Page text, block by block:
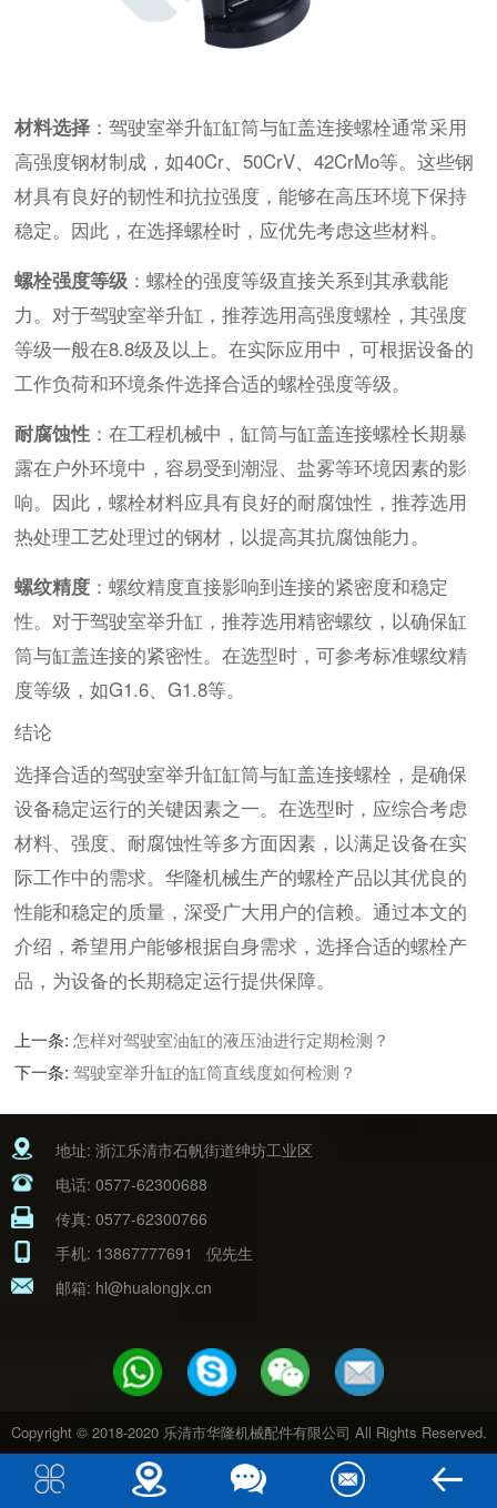
材料选择 ：驾驶室举升缸缸筒与缸盖连接螺栓通常采用
高强度钢材制成，如40Cr、50CrV、42CrMo等。这些钢
材具有良好的韧性和抗拉强度，能够在高压环境下保持
稳定。因此，在选择螺栓时，应优先考虑这些材料。
螺栓强度等级 ：螺栓的强度等级直接关系到其承载能
力。对于驾驶室举升缸，推荐选用高强度螺栓，其强度
等级一般在8.8级及以上。在实际应用中，可根据设备的
工作负荷和环境条件选择合适的螺栓强度等级。
耐腐蚀性 ：在工程机械中，缸筒与缸盖连接螺栓长期暴
露在户外环境中，容易受到潮湿、盐雾等环境因素的影
响。因此，螺栓材料应具有良好的耐腐蚀性，推荐选用
热处理工艺处理过的钢材，以提高其抗腐蚀能力。
螺纹精度 ：螺纹精度直接影响到连接的紧密度和稳定
性。对于驾驶室举升缸，推荐选用精密螺纹，以确保缸
筒与缸盖连接的紧密性。在选型时，可参考标准螺纹精
度等级，如G1.6、G1.8等。
结论
选择合适的驾驶室举升缸缸筒与缸盖连接螺栓，是确保
设备稳定运行的关键因素之一。在选型时，应综合考虑
材料、强度、耐腐蚀性等多方面因素，以满足设备在实
际工作中的需求。华隆机械生产的螺栓产品以其优良的
性能和稳定的质量，深受广大用户的信赖。通过本文的
介绍，希望用户能够根据自身需求，选择合适的螺栓产
品，为设备的长期稳定运行提供保障。
上一条:怎样对驾驶室油缸的液压油进行定期检测？
下一条:驾驶室举升缸的缸筒直线度如何检测？
地址: 浙江乐清市石帆街道绅坊工业区
电话: 0577-62300688
传真: 0577-62300766
手机: 13867777691
倪先生
邮箱: hl@hualongjx.cn
Copyright © 2018-2020 乐清市华隆机械配件有限公司 All Rights Reserved.